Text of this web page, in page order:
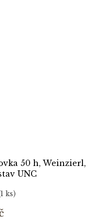
50 h, Weinzierl,
UNC
ks)